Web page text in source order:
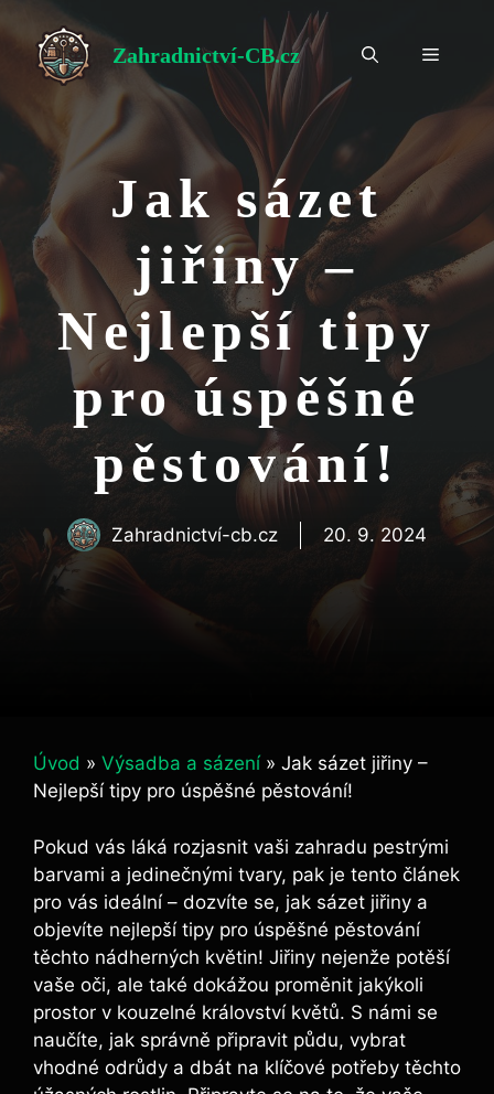
Přeskočit
obsah
Zahradnictví-CB.cz Menu
Jak sázet
jiřiny –
Nejlepší tipy
pro úspěšné
pěstování!
Zahradnictví-cb.cz 20. 9. 2024
Úvod » Výsadba a sázení » Jak sázet jiřiny –
Nejlepší tipy pro úspěšné pěstování!
Pokud vás láká rozjasnit vaši zahradu pestrými
barvami a jedinečnými tvary, pak je tento článek
pro vás ideální – dozvíte se, jak sázet jiřiny a
objevíte nejlepší tipy pro úspěšné pěstování
těchto nádherných květin! Jiřiny nejenže potěší
vaše oči, ale také dokážou proměnit jakýkoli
prostor v kouzelné království květů. S námi se
naučíte, jak správně připravit půdu, vybrat
vhodné odrůdy a dbát na klíčové potřeby těchto